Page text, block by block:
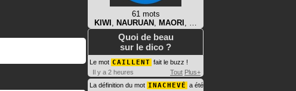
61 mots
KIWI , NAURUAN , MAORI , …
Quoi de beau
sur le dico ?
Le mot CAILLENT fait le buzz !
Il y a 2 heures
Tout Plus+
La définition du mot INACHEVÉ a été